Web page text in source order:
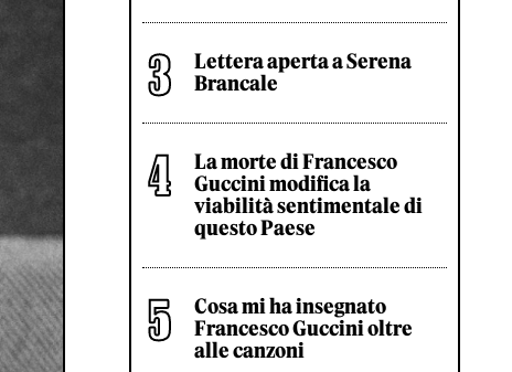
Lettera aperta a Serena
Brancale
La morte di Francesco
Guccini modifica la
viabilità sentimentale di
questo Paese
Cosa mi ha insegnato
Francesco Guccini oltre
alle canzoni